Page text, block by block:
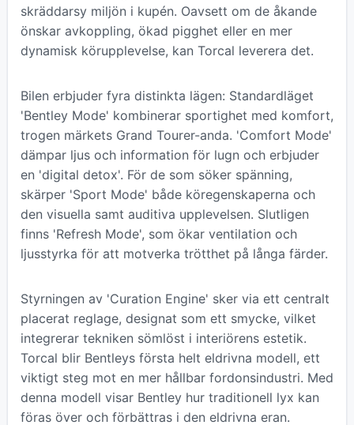
skräddarsy miljön i kupén. Oavsett om de åkande
önskar avkoppling, ökad pigghet eller en mer
dynamisk körupplevelse, kan Torcal leverera det.
Bilen erbjuder fyra distinkta lägen: Standardläget
'Bentley Mode' kombinerar sportighet med komfort,
trogen märkets Grand Tourer-anda. 'Comfort Mode'
dämpar ljus och information för lugn och erbjuder
en 'digital detox'. För de som söker spänning,
skärper 'Sport Mode' både köregenskaperna och
den visuella samt auditiva upplevelsen. Slutligen
finns 'Refresh Mode', som ökar ventilation och
ljusstyrka för att motverka trötthet på långa färder.
Styrningen av 'Curation Engine' sker via ett centralt
placerat reglage, designat som ett smycke, vilket
integrerar tekniken sömlöst i interiörens estetik.
Torcal blir Bentleys första helt eldrivna modell, ett
viktigt steg mot en mer hållbar fordonsindustri. Med
denna modell visar Bentley hur traditionell lyx kan
föras över och förbättras i den eldrivna eran.